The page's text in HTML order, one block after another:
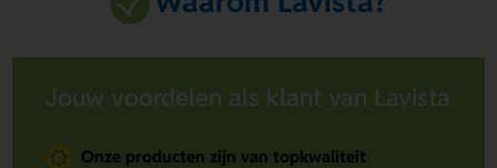
Jouw voordelen als klant van Lavista
Onze producten zijn van topkwaliteit